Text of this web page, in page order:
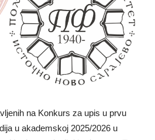
na Konkurs za upis u prvu
u akademskoj 2025/2026 u